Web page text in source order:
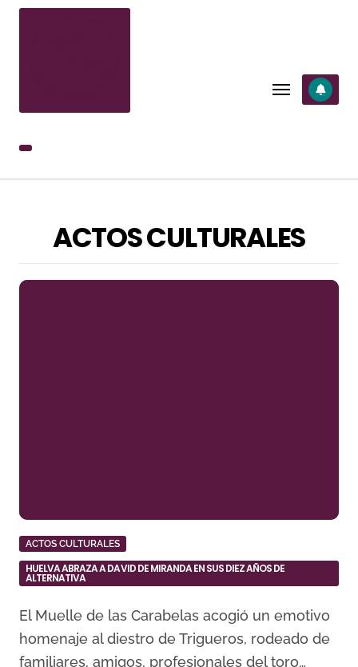
SALTAR
ACTOS CULTURALES
ACTOS CULTURALES
HUELVA ABRAZA A DAVID DE MIRANDA EN SUS DIEZ AÑOS DE
ALTERNATIVA
El Muelle de las Carabelas acogió un emotivo
homenaje al diestro de Trigueros, rodeado de
familiares, amigos, profesionales del toro…